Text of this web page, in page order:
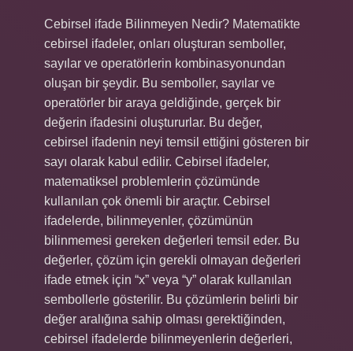
Cebirsel ifade Bilinmeyen Nedir? Matematikte
cebirsel ifadeler, onları oluşturan semboller,
sayılar ve operatörlerin kombinasyonundan
oluşan bir şeydir. Bu semboller, sayılar ve
operatörler bir araya geldiğinde, gerçek bir
değerin ifadesini oluştururlar. Bu değer,
cebirsel ifadenin neyi temsil ettiğini gösteren bir
sayı olarak kabul edilir. Cebirsel ifadeler,
matematiksel problemlerin çözümünde
kullanılan çok önemli bir araçtır. Cebirsel
ifadelerde, bilinmeyenler, çözümünün
bilinmemesi gereken değerleri temsil eder. Bu
değerler, çözüm için gerekli olmayan değerleri
ifade etmek için “x” veya “y” olarak kullanılan
sembollerle gösterilir. Bu çözümlerin belirli bir
değer aralığına sahip olması gerektiğinden,
cebirsel ifadelerde bilinmeyenlerin değerleri,